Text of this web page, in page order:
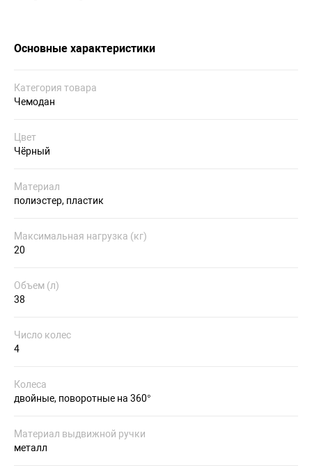
Основные характеристики
Категория товара
Чемодан
Цвет
Чёрный
Материал
полиэстер, пластик
Максимальная нагрузка (кг)
20
Объем (л)
38
Число колес
4
Колеса
двойные, поворотные на 360°
Материал выдвижной ручки
металл